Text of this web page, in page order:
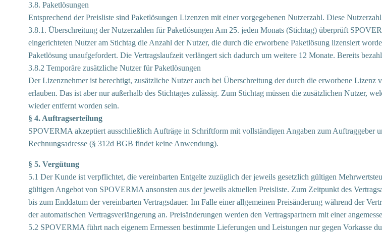
3.8. Paketlösungen
Entsprechend der Preisliste sind Paketlösungen Lizenzen mit einer vorgegebenen Nutzerzahl. Diese
3.8.1. Überschreitung der Nutzerzahlen für Paketlösungen Am 25. jeden Monats (Stichtag) überprüft
eingerichteten Nutzer am Stichtag die Anzahl der Nutzer, die durch die erworbene Paketlösung lizensiert
Paketlösung unaufgefordert. Die Vertragslaufzeit verlängert sich dadurch um weitere 12 Monate. Bereits
3.8.2 Temporäre zusätzliche Nutzer für Paketlösungen
Der Lizenznehmer ist berechtigt, zusätzliche Nutzer auch bei Überschreitung der durch die erworbene
erlauben. Das ist aber nur außerhalb des Stichtages zulässig. Zum Stichtag müssen die zusätzlichen Nutzer,
wieder entfernt worden sein.
§ 4. Auftragserteilung
SPOVERMA akzeptiert ausschließlich Aufträge in Schriftform mit vollständigen Angaben zum Auftraggeber
Rechnungsadresse (§ 312d BGB findet keine Anwendung).
§ 5. Vergütung
5.1 Der Kunde ist verpflichtet, die vereinbarten Entgelte zuzüglich der jeweils gesetzlich gültigen
gültigen Angebot von SPOVERMA ansonsten aus der jeweils aktuellen Preisliste. Zum Zeitpunkt des
bis zum Enddatum der vereinbarten Vertragsdauer. Im Falle einer allgemeinen Preisänderung während der
der automatischen Vertragsverlängerung an. Preisänderungen werden den Vertragspartnern mit einer
5.2 SPOVERMA führt nach eigenem Ermessen bestimmte Lieferungen und Leistungen nur gegen Vorkasse